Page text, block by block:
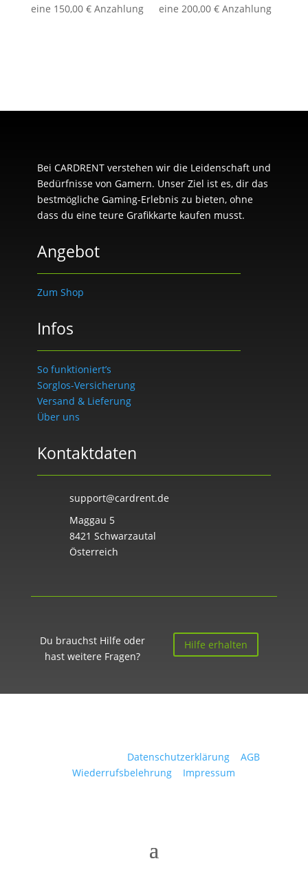
eine 150,00 €Anzahlung
eine200,00€ Anzahlung
Bei CARDRENT verstehen wir die Leidenschaft und
Bedürfnisse von Gamern. Unser Ziel ist es, dir das
bestmögliche Gaming-Erlebnis zu bieten, ohne
dass du eine teure Grafikkarte kaufen musst.
Angebot
Zum Shop
Infos
So funktioniert’s
Sorglos-Versicherung
Versand & Lieferung
Über uns
Kontaktdaten
support@cardrent.de
Maggau 5
8421 Schwarzautal
Österreich
Du brauchst Hilfe oder
hast weitere Fragen?
Hilfe erhalten
Datenschutzerklärung |AGB
Wiederrufsbelehrung
Impressum